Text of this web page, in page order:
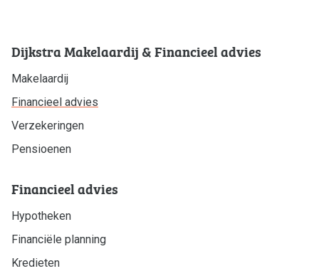
0594-501 501
info@dijkstramakelaardij.nl
KvK nr. 02027756 / 02062641
BTW nr. NL825607115B01
Dijkstra Makelaardij & Financieel advies
Makelaardij
Financieel advies
Verzekeringen
Pensioenen
Financieel advies
Hypotheken
Financiële planning
Kredieten